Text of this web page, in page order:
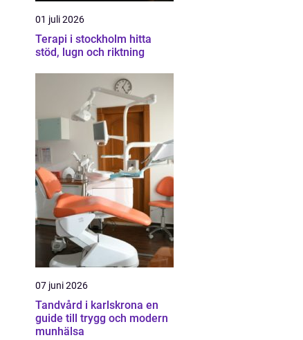
01 juli 2026
Terapi i stockholm hitta
stöd, lugn och riktning
07 juni 2026
Tandvård i karlskrona en
guide till trygg och modern
munhälsa